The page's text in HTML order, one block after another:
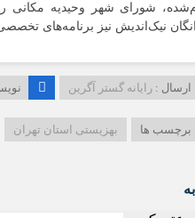
شورای شهر وحیدیه مکانی
نیک‌اندیش نیز برنامه‌های
ارسال : رایانه گستر آگرین
برچسب ها بهزیستی استان تهران